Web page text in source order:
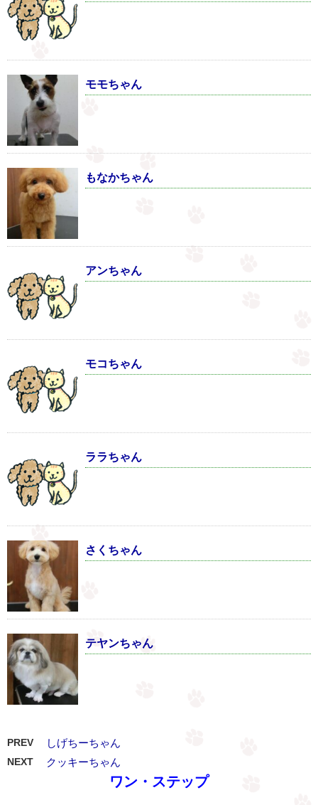
モモちゃん
もなかちゃん
アンちゃん
モコちゃん
ララちゃん
さくちゃん
テヤンちゃん
PREV しげちーちゃん
NEXT クッキーちゃん
ワン・ステップ